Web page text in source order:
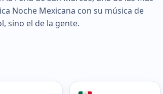
Noche Mexicana con su música de
sino el de la gente.